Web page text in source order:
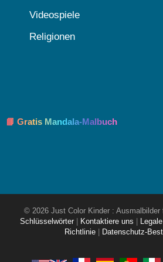
Videospiele
Religionen
📘 Gratis Mandala-Malbuch
© 2026 Just Color Kinder : Ausmalbilder
Schlüsselwörter
Kontaktiere uns
Richtlinie
Datenschutz-